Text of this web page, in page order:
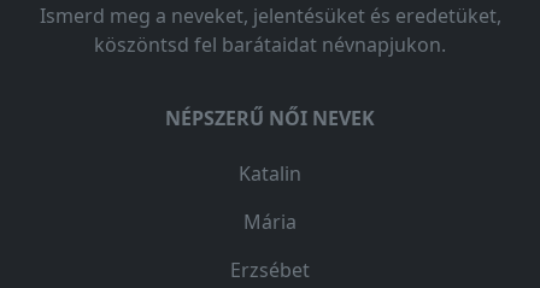
Ismerd meg a neveket, jelentésüket és eredetüket,
köszöntsd fel barátaidat névnapjukon.
NÉPSZERŰ NŐI NEVEK
Katalin
Mária
Erzsébet